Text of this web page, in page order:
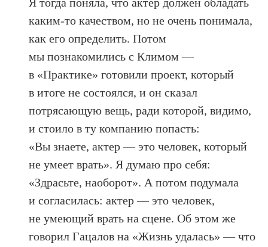
каким-то качеством, но не очень понимала,
как его определить. Потом
мы познакомились с Климом —
в «Практике» готовили проект, который
в итоге не состоялся, и он сказал
потрясающую вещь, ради которой, видимо,
и стоило в ту компанию попасть:
«Вы знаете, актер — это человек, который
не умеет врать». Я думаю про себя:
«Здрасьте, наоборот». А потом подумала
и согласилась: актер — это человек,
не умеющий врать на сцене. Об этом же
говорил Гацалов на «Жизнь удалась» — что